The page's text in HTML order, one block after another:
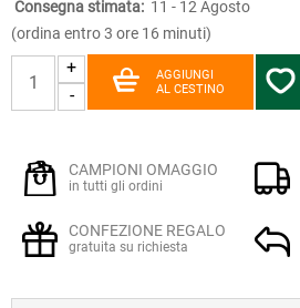
Consegna stimata: 11 - 12 Agosto
(ordina entro 3 ore 16 minuti)
+
-
AGGIUNGI
AL CESTINO
CAMPIONI OMAGGIO
in tutti gli ordini
CONFEZIONE REGALO
gratuita su richiesta